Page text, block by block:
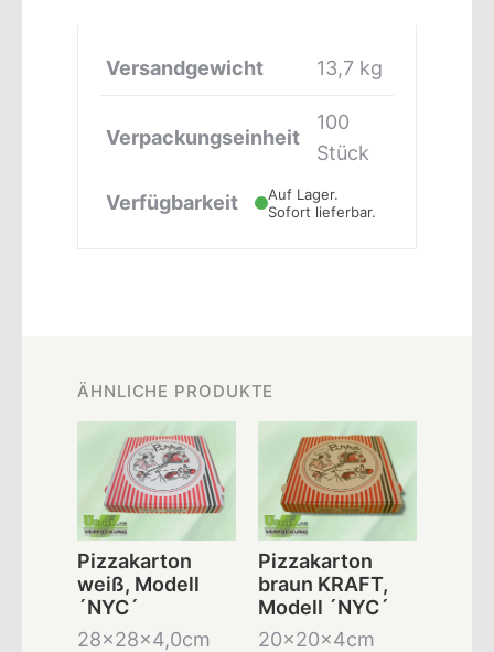
Versandgewicht 13,7 kg
Verpackungseinheit
100
Stück
Verfügbarkeit
Auf Lager.
Sofort lieferbar.
ÄHNLICHE PRODUKTE
Pizzakarton
weiß, Modell
´NYC´
28x28x4,0cm
Pizzakarton
braun KRAFT,
Modell ´NYC´
20x20x4cm